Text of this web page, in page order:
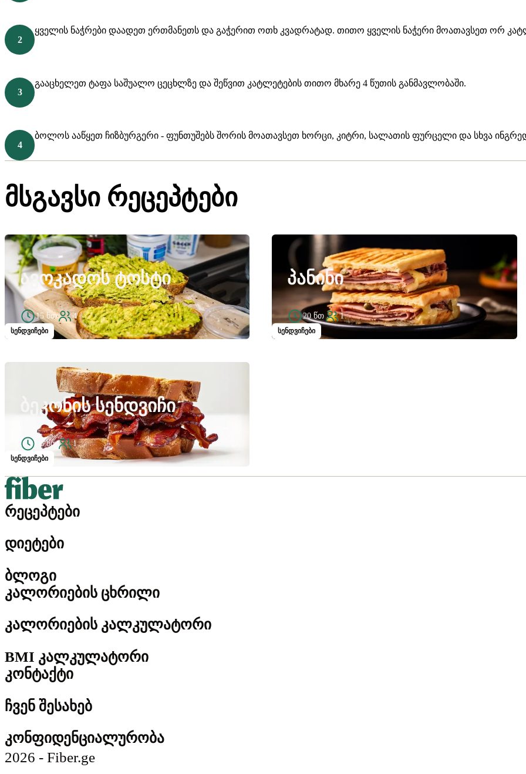
ყველის ნაჭრები დაადეთ ერთმანეთს და გაჭერით ოთხ კვადრატად. თითო ყველის ნაჭერი მოათავსეთ ორ
გააცხელეთ ტაფა საშუალო ცეცხლზე და შეწვით კატლეტების თითო მხარე 4 წუთის განმავლობაში.
ბოლოს ააწყეთ ჩიზბურგერი - ფუნთუშებს შორის მოათავსეთ ხორცი, კიტრი, სალათის ფურცელი და სხვა
მსგავსი რეცეპტები
სენდვიჩები
ᲐᲕᲝᲙᲐᲓᲝᲡ ᲢᲝᲡᲢᲘ
15 წთ 4
სენდვიჩები
ᲞᲐᲜᲘᲜᲘ
20 წთ 1
სენდვიჩები
ᲑᲔᲙᲝᲜᲘᲡ ᲡᲔᲜᲓᲕᲘᲩᲘ
15 წთ 1
რეცეპტები
დიეტები
ბლოგი
კალორიების ცხრილი
კალორიების კალკულატორი
BMI კალკულატორი
კონტაქტი
ჩვენ შესახებ
კონფიდენციალურობა
2026 - Fiber.ge